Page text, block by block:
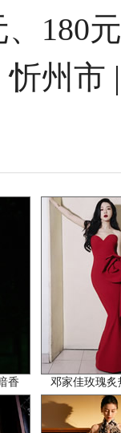
元
市 |
香 邓家佳玫瑰炙